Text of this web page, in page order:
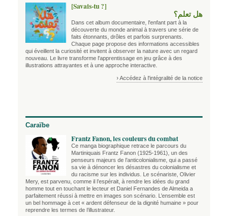
[Savais-tu ?]
هل تعلم؟
Dans cet album documentaire, l'enfant part à la
découverte du monde animal à travers une série de
faits étonnants, drôles et parfois surprenants.
Chaque page propose des informations accessibles
qui éveillent la curiosité et invitent à observer la nature avec un regard
nouveau. Le livre transforme l'apprentissage en jeu grâce à des
illustrations attrayantes et à une approche interactive.
› Accédez à l'intégralité de la notice
Caraïbe
Frantz Fanon, les couleurs du combat
Ce manga biographique retrace le parcours du
Martiniquais Frantz Fanon (1925-1961), un des
penseurs majeurs de l’anticolonialisme, qui a passé
sa vie à dénoncer les désastres du colonialisme et
du racisme sur les individus. Le scénariste, Olivier
Mery, est parvenu, comme il l’espérait, à rendre les idées du grand
homme tout en touchant le lecteur et Daniel Fernandes de Almeida a
parfaitement réussi à mettre en images son scénario. L’ensemble est
un bel hommage à cet « ardent défenseur de la dignité humaine » pour
reprendre les termes de l’illustrateur.